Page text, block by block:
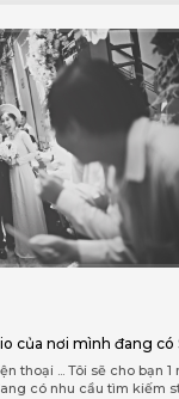
của nơi mình đang có
thoại ... Tôi sẽ cho bạn
có nhu cầu tìm kiếm